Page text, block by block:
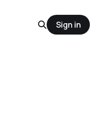
Sign in